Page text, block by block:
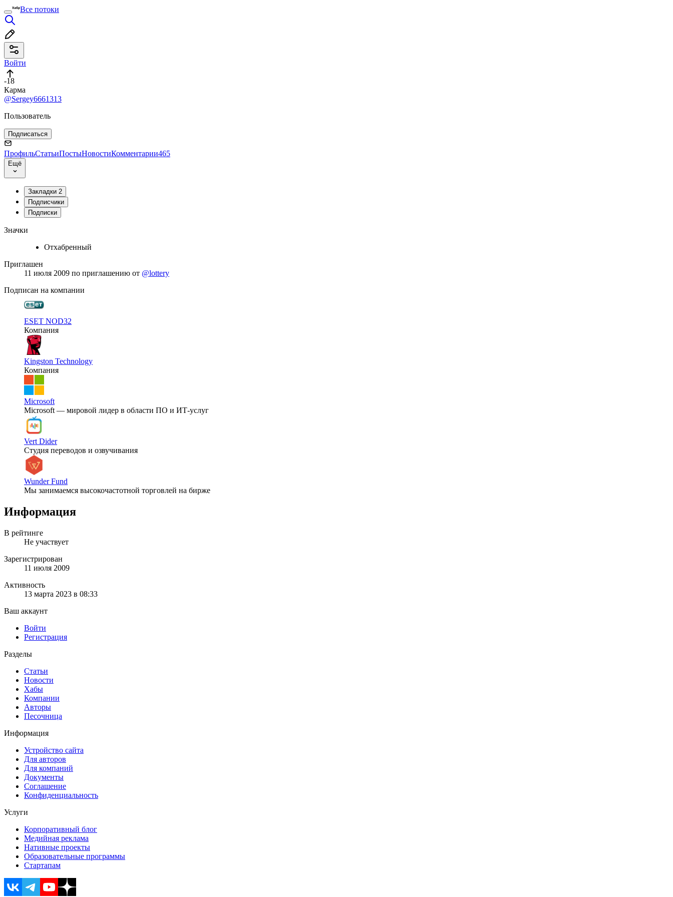
Все потоки
Войти
-18
Карма
@Sergey6661313
Пользователь
Подписаться
ПрофильСтатьиПостыНовостиКомментарии465
Ещё
Закладки 2
Подписчики
Подписки
Значки
Отхабренный
Приглашен
11 июля 2009 по приглашению от @lottery
Подписан на компании
ESET NOD32
Компания
Kingston Technology
Компания
Microsoft
Microsoft — мировой лидер в области ПО и ИТ-услуг
Vert Dider
Студия переводов и озвучивания
Wunder Fund
Мы занимаемся высокочастотной торговлей на бирже
Информация
В рейтинге
Не участвует
Зарегистрирован
11 июля 2009
Активность
13 марта 2023 в 08:33
Ваш аккаунт
Войти
Регистрация
Разделы
Статьи
Новости
Хабы
Компании
Авторы
Песочница
Информация
Устройство сайта
Для авторов
Для компаний
Документы
Соглашение
Конфиденциальность
Услуги
Корпоративный блог
Медийная реклама
Нативные проекты
Образовательные программы
Стартапам